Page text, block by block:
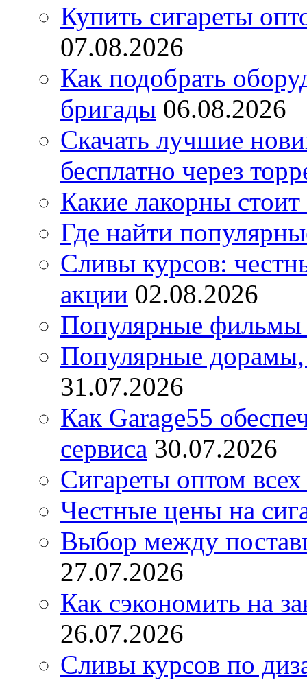
Купить сигареты
07.08.2026
Как подобрать
бригады 06.08.2026
Скачать лучшие
бесплатно через
Какие лакорны стоит
Где найти
Сливы курсов:
акции 02.08.2026
Популярные фильмы
Популярные дорамы,
31.07.2026
Как Garage55
сервиса 30.07.2026
Сигареты оптом
Честные цены на
Выбор между
27.07.2026
Как сэкономить на
26.07.2026
Сливы курсов по